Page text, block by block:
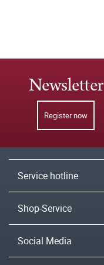
Newsletter
Register now
Service hotline
Shop-Service
Social Media